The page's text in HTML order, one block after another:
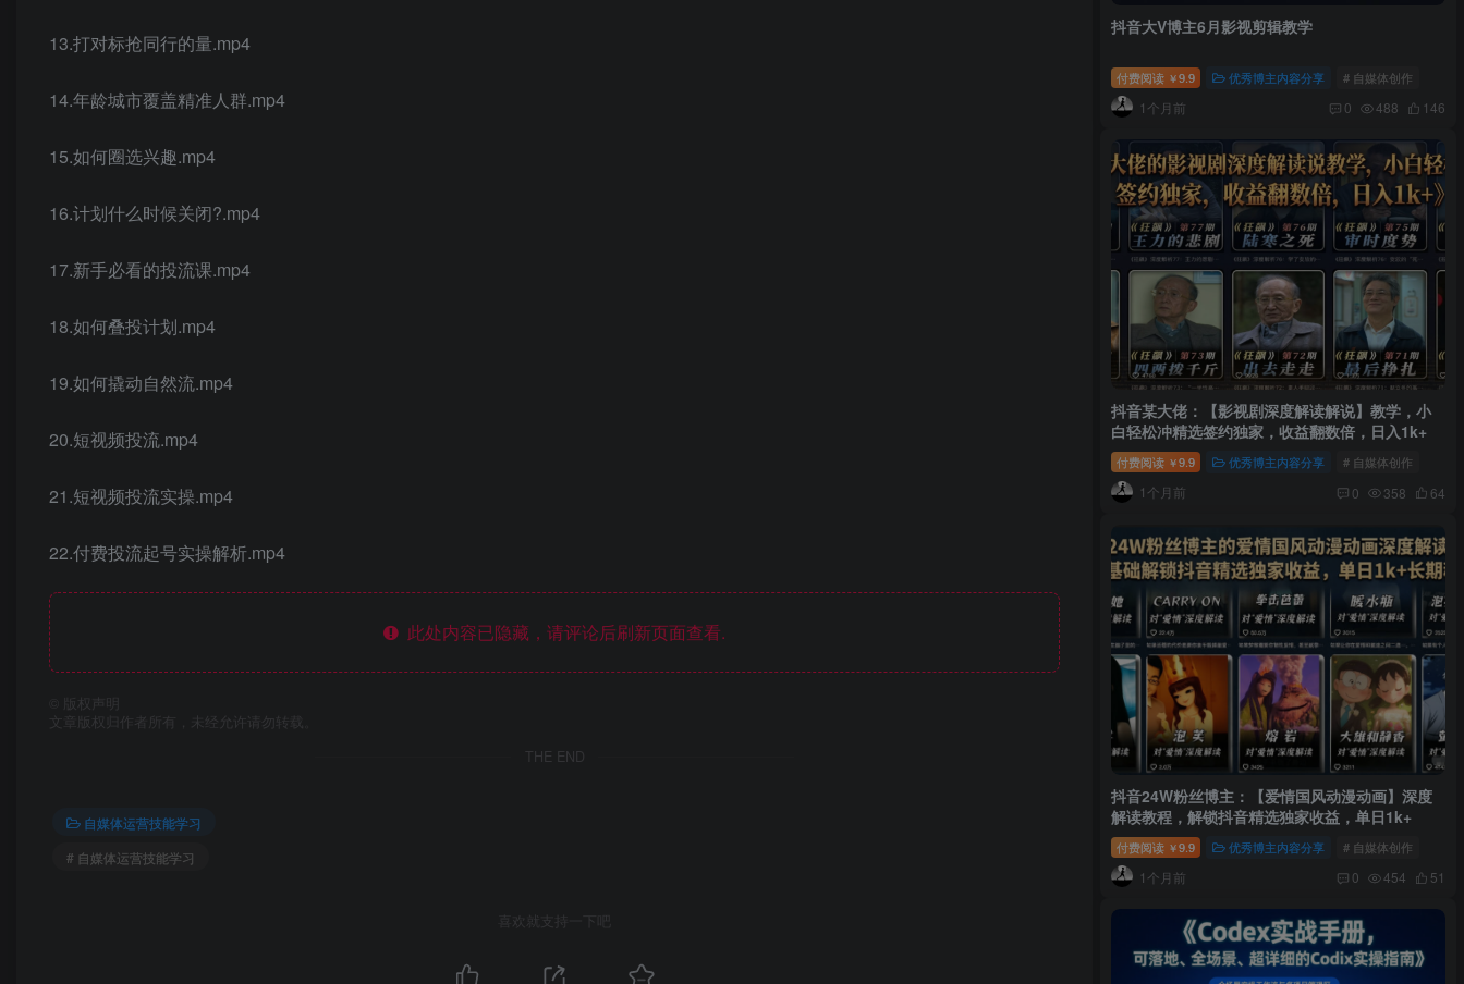
13.打对标抢同行的量.mp4
14.年龄城市覆盖精准人群.mp4
15.如何圈选兴趣.mp4
16.计划什么时候关闭?.mp4
17.新手必看的投流课.mp4
18.如何叠投计划.mp4
19.如何撬动自然流.mp4
20.短视频投流.mp4
21.短视频投流实操.mp4
22.付费投流起号实操解析.mp4
此处内容已隐藏，请评论后刷新页面查看.
版权声明
文章版权归作者所有，未经允许请勿转载。
THE END
自媒体运营技能学习
# 自媒体运营技能学习
喜欢就支持一下吧
抖音大V博主6月影视剪辑教学
付费阅读 ￥9.9 优秀博主内容分享 # 自媒体创作
1个月前 0 488 146
抖音某大佬：【影视剧深度解读解说】教学，小
白轻松冲精选签约独家，收益翻数倍，日入1k+
付费阅读 ￥9.9 优秀博主内容分享 # 自媒体创作
1个月前 0 358 64
抖音24W粉丝博主：【爱情国风动漫动画】深度
解读教程，解锁抖音精选独家收益，单日1k+
付费阅读 ￥9.9 优秀博主内容分享 # 自媒体创作
1个月前 0 454 51